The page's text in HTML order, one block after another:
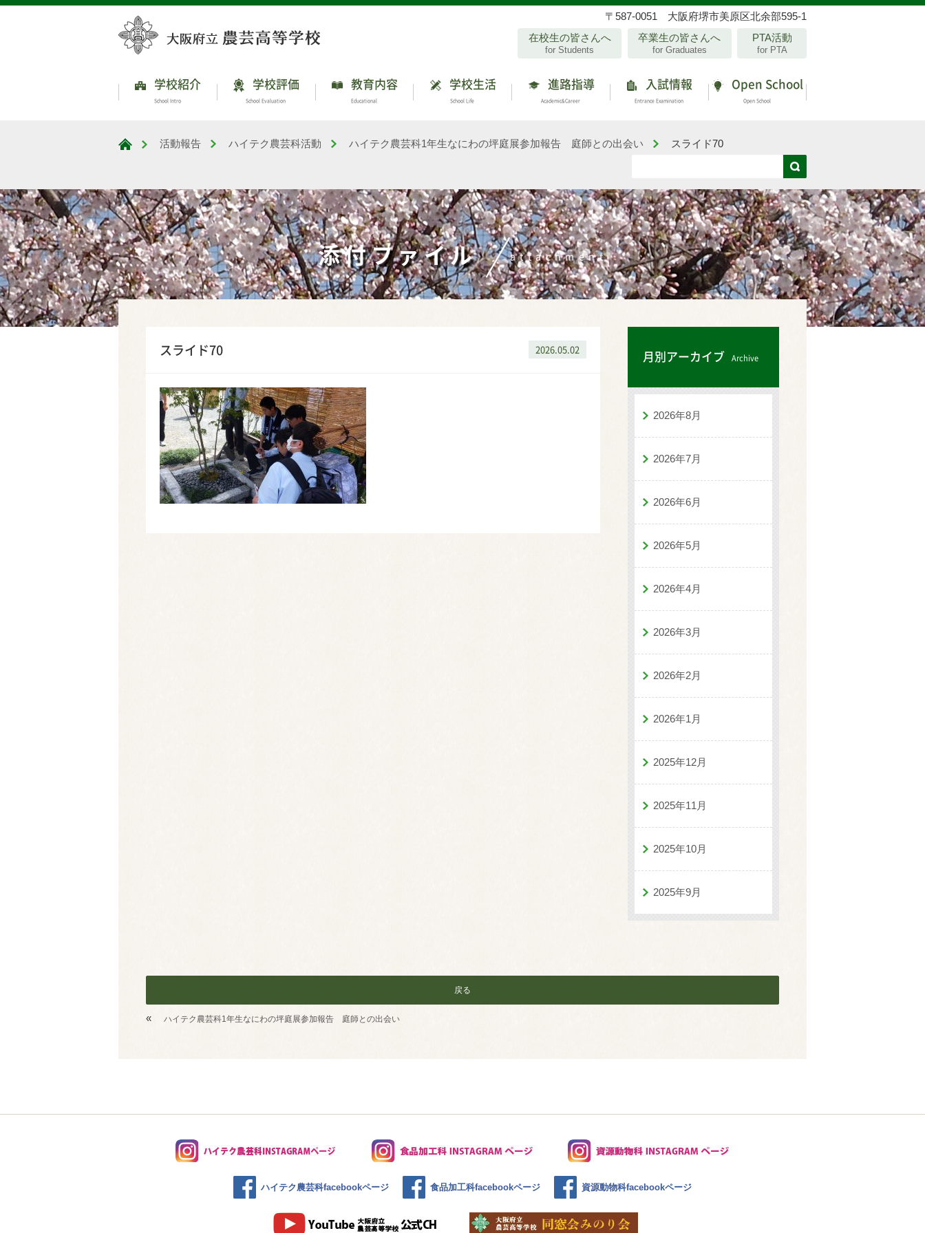
〒587-0051 大阪府堺市美原区北余部595-1
在校生の皆さんへ
for Students
卒業生の皆さんへ
for Graduates
PTA活動
for PTA
学校紹介
School Intro
学校評価
School Evaluation
教育内容
Educational
学校生活
School Life
進路指導
Academic&Career
入試情報
Entrance Examination
Open School
Open School
大阪府立農芸高等学校
活動報告 ハイテク農芸科活動 ハイテク農芸科1年生なにわの坪庭展参加報告 庭師との出会い スライド70
添付ファイル attachment
2026.05.02
スライド70 月別アーカイブ Archive
2026年8月
2026年7月
2026年6月
2026年5月
2026年4月
2026年3月
2026年2月
2026年1月
2025年12月
2025年11月
2025年10月
2025年9月
戻る
« ハイテク農芸科1年生なにわの坪庭展参加報告 庭師との出会い
ハイテク農芸科facebookページ 食品加工科facebookページ 資源動物科facebookページ